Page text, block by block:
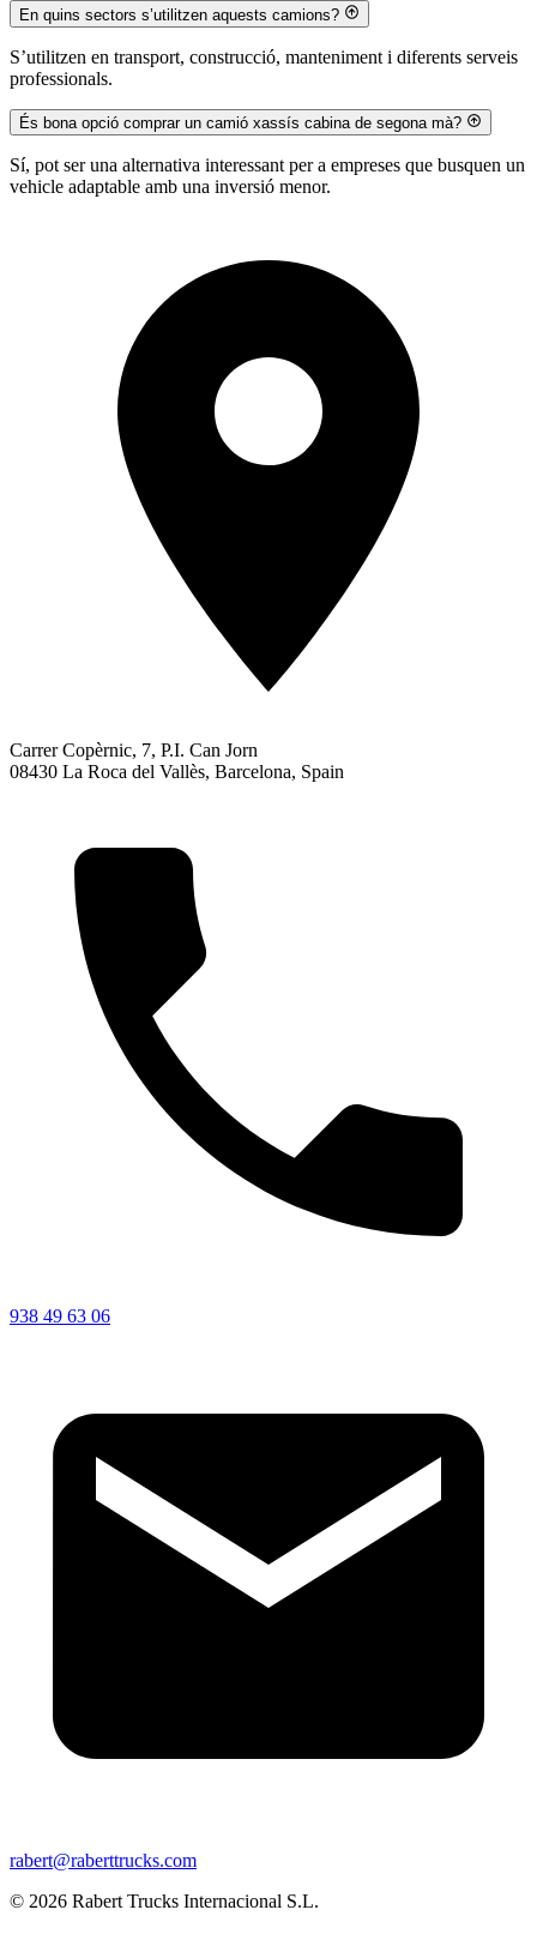
En quins sectors s’utilitzen aquests camions?
S’utilitzen en transport, construcció, manteniment i diferents serveis
professionals.
És bona opció comprar un camió xassís cabina de segona mà?
Sí, pot ser una alternativa interessant per a empreses que busquen un
vehicle adaptable amb una inversió menor.
Carrer Copèrnic, 7, P.I. Can Jorn
08430 La Roca del Vallès, Barcelona, Spain
938 49 63 06
rabert@raberttrucks.com
© 2026 Rabert Trucks Internacional S.L.